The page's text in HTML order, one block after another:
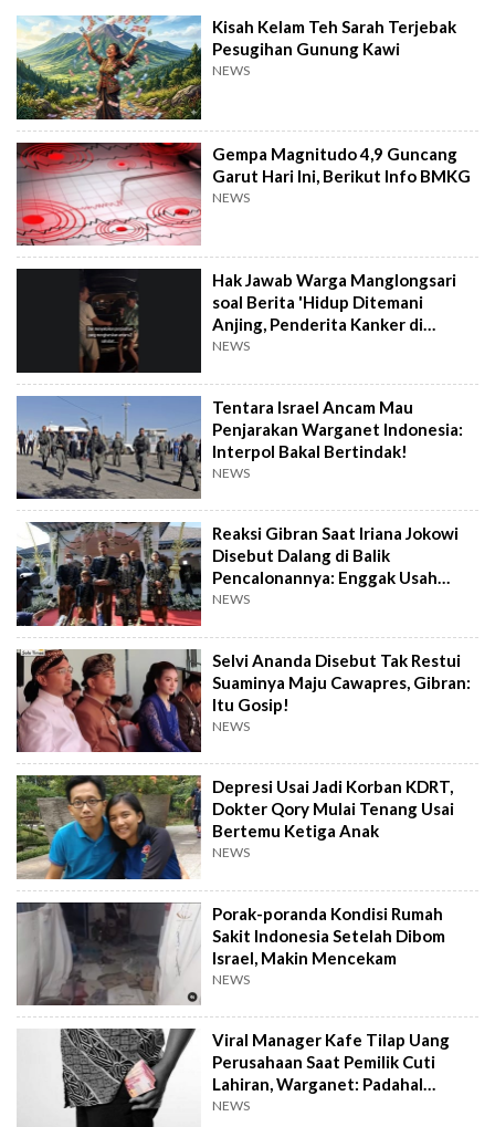
Kisah Kelam Teh Sarah Terjebak
Pesugihan Gunung Kawi
NEWS
Gempa Magnitudo 4,9 Guncang
Garut Hari Ini, Berikut Info BMKG
NEWS
Hak Jawab Warga Manglongsari
soal Berita 'Hidup Ditemani
Anjing, Penderita Kanker di
Wonosobo Diamuk Warga'
NEWS
Tentara Israel Ancam Mau
Penjarakan Warganet Indonesia:
Interpol Bakal Bertindak!
NEWS
Reaksi Gibran Saat Iriana Jokowi
Disebut Dalang di Balik
Pencalonannya: Enggak Usah
Dibesar-besarkan
NEWS
Selvi Ananda Disebut Tak Restui
Suaminya Maju Cawapres, Gibran:
Itu Gosip!
NEWS
Depresi Usai Jadi Korban KDRT,
Dokter Qory Mulai Tenang Usai
Bertemu Ketiga Anak
NEWS
Porak-poranda Kondisi Rumah
Sakit Indonesia Setelah Dibom
Israel, Makin Mencekam
NEWS
Viral Manager Kafe Tilap Uang
Perusahaan Saat Pemilik Cuti
Lahiran, Warganet: Padahal
Enggak Gede Banget
NEWS